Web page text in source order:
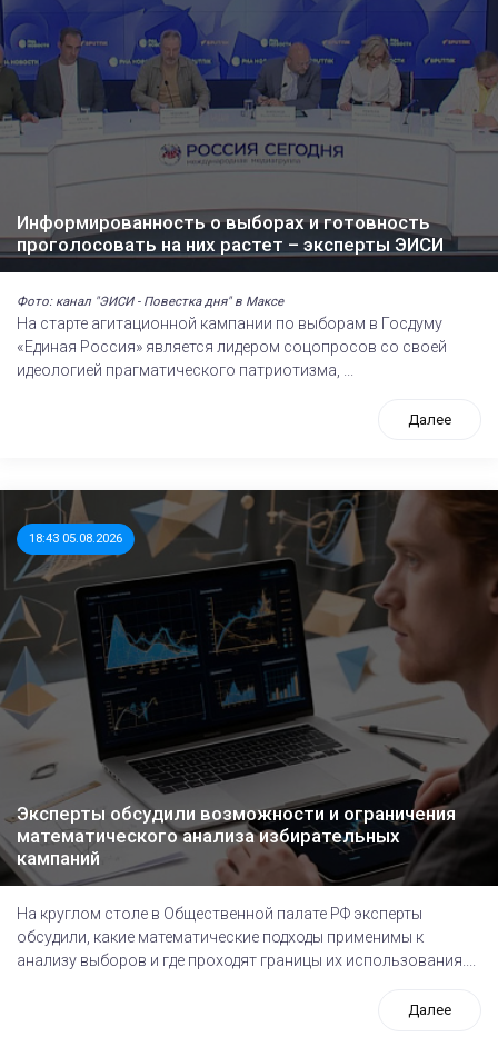
Информированность о выборах и готовность
проголосовать на них растет – эксперты ЭИСИ
Фото: канал "ЭИСИ - Повестка дня" в Максе
На старте агитационной кампании по выборам в Госдуму
«Единая Россия» является лидером соцопросов со своей
идеологией прагматического патриотизма, ...
Далее
18:43 05.08.2026
Эксперты обсудили возможности и ограничения
математического анализа избирательных
кампаний
На круглом столе в Общественной палате РФ эксперты
обсудили, какие математические подходы применимы к
анализу выборов и где проходят границы их использования....
Далее